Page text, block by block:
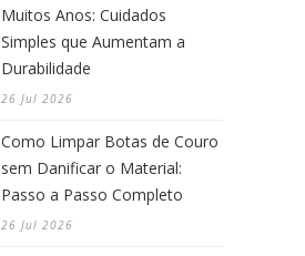
Muitos Anos: Cuidados
Simples que Aumentam a
Durabilidade
26 Jul 2026
Como Limpar Botas de Couro
sem Danificar o Material:
Passo a Passo Completo
26 Jul 2026